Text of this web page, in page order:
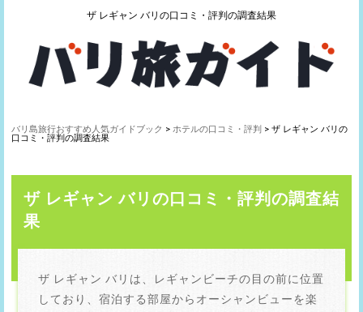
ザ レギャン バリの口コミ・評判の調査結果
バリ島旅行おすすめ人気ガイドブック > ホテルの口コミ・評判 > ザ レギャン バリの
口コミ・評判の調査結果
ザ レギャン バリの口コミ・評判の調査結
果
ザ レギャン バリは、レギャンビーチの目の前に位置
しており、宿泊する部屋からオーシャンビューを楽